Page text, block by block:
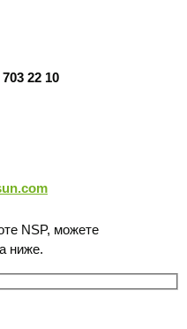
22 10
NSP, можете
ниже.